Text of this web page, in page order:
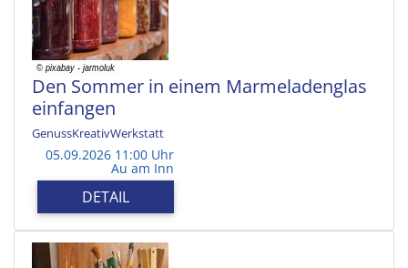
Den Sommer in einem Marmeladenglas
einfangen
GenussKreativWerkstatt
05.09.2026 11:00 Uhr
Au am Inn
DETAIL